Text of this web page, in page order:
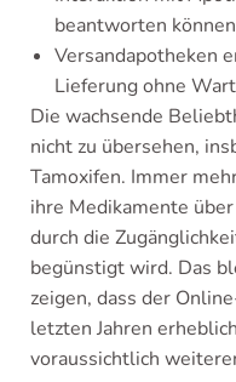
beantworten
Versandapotheken
Lieferung ohne
Die wachsende
nicht zu übersehen,
Tamoxifen. Immer
ihre Medikamente
durch die
begünstigt wird. Das
zeigen, dass der
letzten Jahren
voraussichtlich